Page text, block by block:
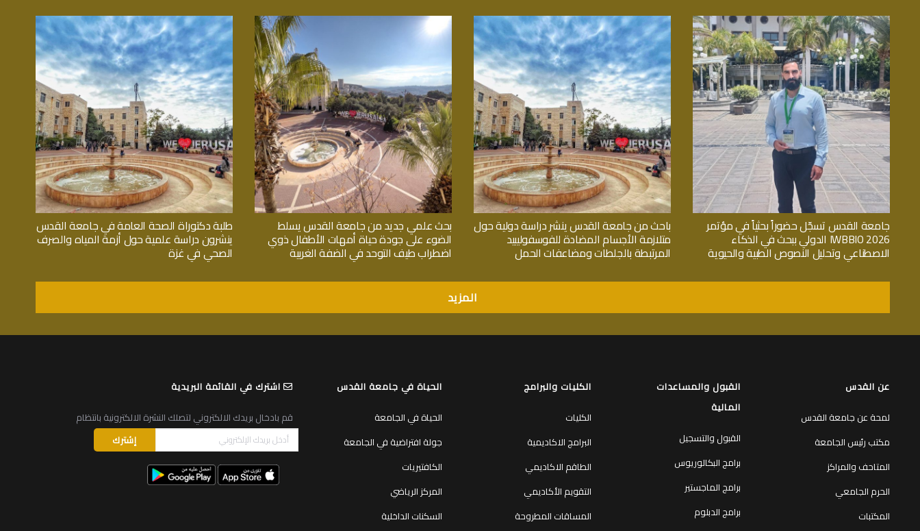
جامعة القدس تسجّل حضوراً بحثياً في مؤتمر
IWBBIO 2026 الدولي ببحث في الذكاء
الاصطناعي وتحليل النصوص الطبية والحيوية
باحث من جامعة القدس ينشر دراسة دولية حول
متلازمة الأجسام المضادة للفوسفوليبيد
المرتبطة بالجلطات ومضاعفات الحمل
بحث علمي جديد من جامعة القدس يسلط
الضوء على جودة حياة أمهات الأطفال ذوي
اضطراب طيف التوحد في الضفة الغربية
طلبة دكتوراة الصحة العامة في جامعة القدس
ينشرون دراسة علمية حول أزمة المياه والصرف
الصحي في غزة
المزيد
عن القدس
لمحة عن جامعة القدس
مكتب رئيس الجامعة
المتاحف والمراكز
الحرم الجامعي
المكتبات
القبول والمساعدات
المالية
القبول والتسجيل
برامج البكالوريوس
برامج الماجستير
برامج الدبلوم
الكليات والبرامج
الكليات
البرامج الاكاديمية
الطاقم الاكاديمي
التقويم الأكاديمي
المساقات المطروحة
الحياة في جامعة القدس
الحياة في الجامعة
جولة افتراضية في الجامعة
الكافتيريات
المركز الرياضي
السكنات الداخلية
اشترك في القائمة البريدية
قم بادخال بريدك الالكتروني لتصلك النشرة الالكترونية بانتظام